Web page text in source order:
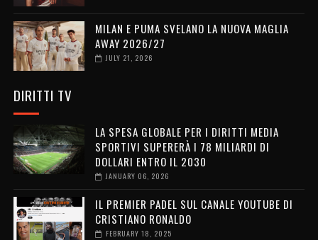
MILAN E PUMA SVELANO LA NUOVA MAGLIA
AWAY 2026/27
JULY 21, 2026
DIRITTI TV
LA SPESA GLOBALE PER I DIRITTI MEDIA
SPORTIVI SUPERERÀ I 78 MILIARDI DI
DOLLARI ENTRO IL 2030
JANUARY 06, 2026
IL PREMIER PADEL SUL CANALE YOUTUBE DI
CRISTIANO RONALDO
FEBRUARY 18, 2025